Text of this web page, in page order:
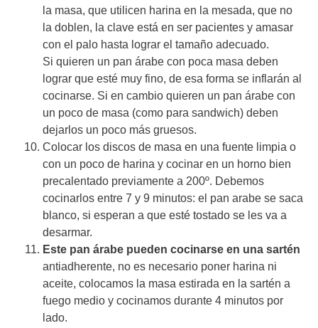
la masa, que utilicen harina en la mesada, que no
la doblen, la clave está en ser pacientes y amasar
con el palo hasta lograr el tamaño adecuado.
Si quieren un pan árabe con poca masa deben
lograr que esté muy fino, de esa forma se inflarán al
cocinarse. Si en cambio quieren un pan árabe con
un poco de masa (como para sandwich) deben
dejarlos un poco más gruesos.
Colocar los discos de masa en una fuente limpia o
con un poco de harina y cocinar en un horno bien
precalentado previamente a 200º. Debemos
cocinarlos entre 7 y 9 minutos: el pan arabe se saca
blanco, si esperan a que esté tostado se les va a
desarmar.
Este pan árabe pueden cocinarse en una sartén
antiadherente, no es necesario poner harina ni
aceite, colocamos la masa estirada en la sartén a
fuego medio y cocinamos durante 4 minutos por
lado.